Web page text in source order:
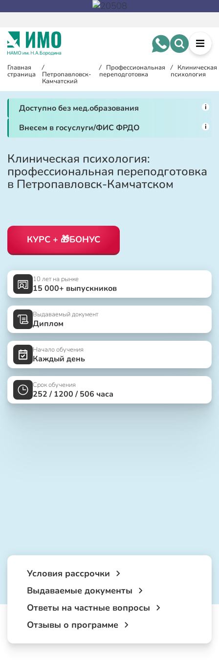
Главная
страница
/
Петропавловск-
Камчатский
/ Профессиональная
переподготовка
/ Клиническая
психология
Доступно без мед.образования i
Внесем в госуслуги/ФИС ФРДО i
Клиническая психология:
профессиональная переподготовка
в Петропавловск-Камчатском
КУРС + 🎁БОНУС
10 лет на рынке
15 000+ выпускников
Выдаваемый документ
Диплом
Начало обучения
Каждый день
Срок обучения
252 / 1200 / 506 часа
Условия рассрочки
Выдаваемые документы
Ответы на частные вопросы
Отзывы о программе